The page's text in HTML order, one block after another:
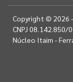
Copyright © 2026 -
CNPJ 08.142.850/
Núcleo Itaim -